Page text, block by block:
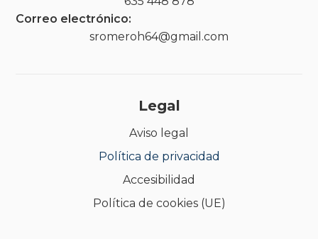
Correo electrónico:
sromeroh64@gmail.com
Legal
Aviso legal
Política de privacidad
Accesibilidad
Política de cookies (UE)